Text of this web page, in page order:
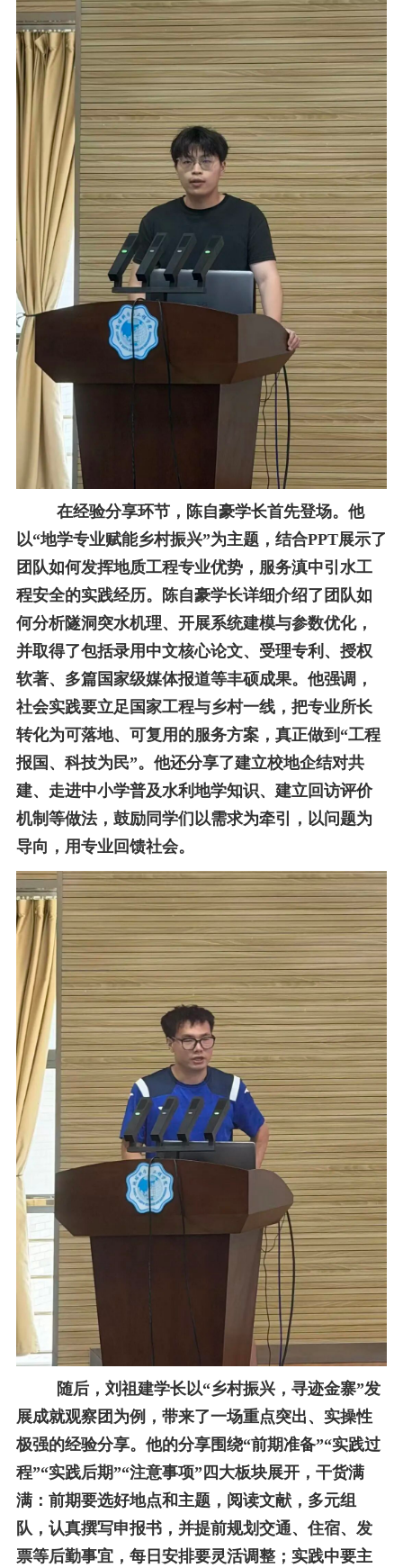
在经验分享环节，陈自豪学长首先登场。他
以“地学专业赋能乡村振兴”为主题，结合PPT展示了
团队如何发挥地质工程专业优势，服务滇中引水工
程安全的实践经历。陈自豪学长详细介绍了团队如
何分析隧洞突水机理、开展系统建模与参数优化，
并取得了包括录用中文核心论文、受理专利、授权
软著、多篇国家级媒体报道等丰硕成果。他强调，
社会实践要立足国家工程与乡村一线，把专业所长
转化为可落地、可复用的服务方案，真正做到“工程
报国、科技为民”。他还分享了建立校地企结对共
建、走进中小学普及水利地学知识、建立回访评价
机制等做法，鼓励同学们以需求为牵引，以问题为
导向，用专业回馈社会。
随后，刘祖建学长以“乡村振兴，寻迹金寨”发
展成就观察团为例，带来了一场重点突出、实操性
极强的经验分享。他的分享围绕“前期准备”“实践过
程”“实践后期”“注意事项”四大板块展开，干货满
满：前期要选好地点和主题，阅读文献，多元组
队，认真撰写申报书，并提前规划交通、住宿、发
票等后勤事宜，每日安排要灵活调整；实践中要主